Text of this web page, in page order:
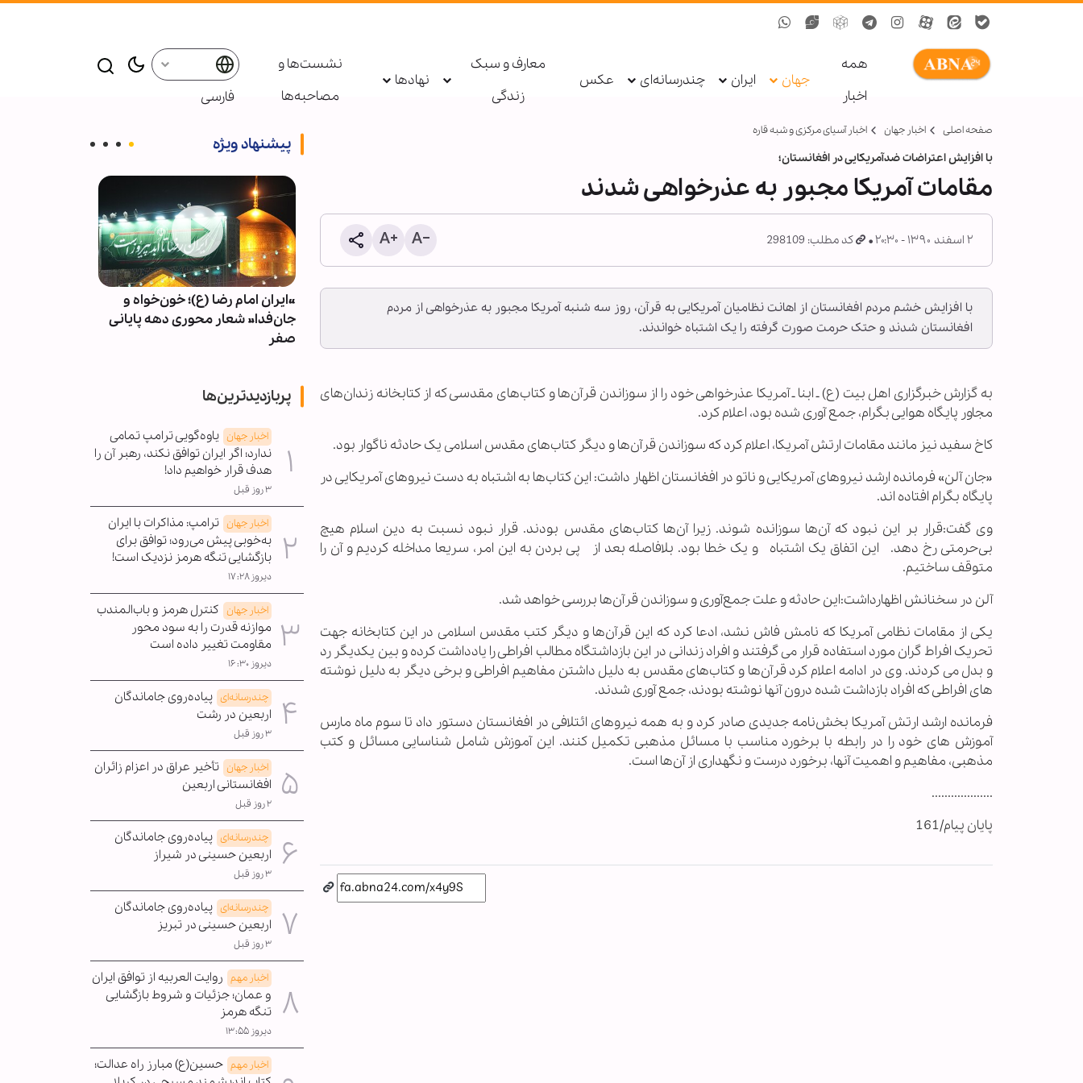
همه
اخبار
جهان ایران چندرسانه‌ای عکس
معارف و سبک
زندگی
نهادها
نشست‌ها و
مصاحبه‌ها
فارسی
صفحه اصلی اخبار جهان اخبار آسیای مرکزی و شبه قاره
با افزایش اعتراضات ضدآمریکایی در افغانستان؛
مقامات آمریکا مجبور به عذرخواهی شدند
۲ اسفند ۱۳۹۰ - ۲۰:۳۰ کد مطلب: 298109
با افزایش خشم مردم افغانستان از اهانت نظامیان آمریکایی به قرآن، روز سه شنبه آمریکا مجبور به عذرخواهی از مردم
افغانستان شدند و حتک حرمت صورت گرفته را یک اشتباه خواندند.
به گزارش خبرگزاری اهل بیت (ع) ـ ابنا ـ آمریکا عذرخواهی خود را از سوزاندن قرآن‌ها و کتاب‌های مقدسی که از کتابخانه زندان‌های
مجاور پایگاه هوایی بگرام، جمع آوری شده بود، اعلام کرد.
کاخ سفید نیز مانند مقامات ارتش آمریکا، اعلام کرد که سوزاندن قرآن‌ها و دیگر کتاب‌های مقدس اسلامی یک حادثه ناگوار بود.
«جان آلن» فرمانده ارشد نیروهای آمریکایی و ناتو در افغانستان اظهار داشت: این کتاب‌ها به اشتباه به دست نیروهای آمریکایی در
پایگاه بگرام افتاده اند.
وی گفت:قرار بر این نبود که آن‌ها سوزانده شوند. زیرا آن‌ها کتاب‌های مقدس بودند. قرار نبود نسبت به دین اسلام هیچ
بی‌حرمتی رخ دهد. این اتفاق یک اشتباه و یک خطا بود. بلافاصله بعد از پی بردن به این امر، سریعا مداخله کردیم و آن را
متوقف ساختیم.
آلن در سخنانش اظهارداشت:این حادثه و علت جمع‌آوری و سوزاندن قرآن‌ها بررسی خواهد شد.
یکی از مقامات نظامی آمریکا که نامش فاش نشد، ادعا کرد که این قرآن‌ها و دیگر کتب مقدس اسلامی در این کتابخانه جهت
تحریک افراط گران مورد استفاده قرار می گرفتند و افراد زندانی در این بازداشتگاه مطالب افراطی را یادداشت کرده و بین یکدیگر رد
و بدل می کردند. وی در ادامه اعلام کرد قرآن‌ها و کتاب‌های مقدس به دلیل داشتن مفاهیم افراطی و برخی دیگر به دلیل نوشته
های افراطی که افراد بازداشت شده درون آنها نوشته بودند، جمع آوری شدند.
فرمانده ارشد ارتش آمریکا بخش‌نامه جدیدی صادر کرد و به همه نیروهای ائتلافی در افغانستان دستور داد تا سوم ماه مارس
آموزش های خود را در رابطه با برخورد مناسب با مسائل مذهبی تکمیل کنند. این آموزش شامل شناسایی مسائل و کتب
مذهبی، مفاهیم و اهمیت آنها، برخورد درست و نگهداری از آن‌ها است.
...................
پایان پیام/161
پیشنهاد ویژه
سندرز: ترامپ فاسد، آمریکا را وارد
یک جنگ فاجعه بار کرده است
«ایران امام رضا (ع)؛ خون‌خواه و
جان‌فدا» شعار محوری دهه پایانی
صفر
پربازدیدترین‌ها
اخبار جهان یاوه‌گویی ترامپ تمامی
ندارد؛ اگر ایران توافق نکند، رهبر آن را
هدف قرار خواهیم داد!
۳ روز قبل
اخبار جهان ترامپ: مذاکرات با ایران
به‌خوبی پیش می‌رود؛ توافق برای
بازگشایی تنگه هرمز نزدیک است!
دیروز ۱۷:۲۸
اخبار جهان کنترل هرمز و باب‌المندب
موازنه قدرت را به سود محور
مقاومت تغییر داده است
دیروز ۱۶:۳۰
چندرسانه‌ای پیاده‌روی جاماندگان
اربعین در رشت
۳ روز قبل
اخبار جهان تأخیر عراق در اعزام زائران
افغانستانی اربعین
۲ روز قبل
چندرسانه‌ای پیاده‌روی جاماندگان
اربعین حسینی در شیراز
۳ روز قبل
چندرسانه‌ای پیاده‌روی جاماندگان
اربعین حسینی در تبریز
۳ روز قبل
اخبار مهم روایت العربیه از توافق ایران
و عمان؛ جزئیات و شروط بازگشایی
تنگه هرمز
دیروز ۱۳:۵۵
اخبار مهم حسین(ع) مبارز راه عدالت؛